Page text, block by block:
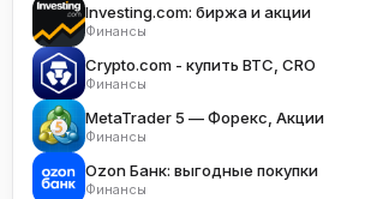
Investing.com: биржа и акции
Финансы
Crypto.com - купить BTC, CRO
Финансы
MetaTrader 5 — Форекс, Акции
Финансы
Ozon Банк: выгодные покупки
Финансы